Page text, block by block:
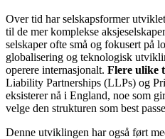
Over tid har selskapsformer
til de mer komplekse
selskaper ofte små og fokusert på
globalisering og teknologisk
operere internasjonalt. Flere ulike
Liability Partnerships (LLPs) og
eksisterer nå i England, noe som
velge den strukturen som best
Denne utviklingen har også ført